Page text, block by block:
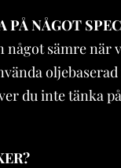
PÅ NÅGOT
något sämre
du inte tänka